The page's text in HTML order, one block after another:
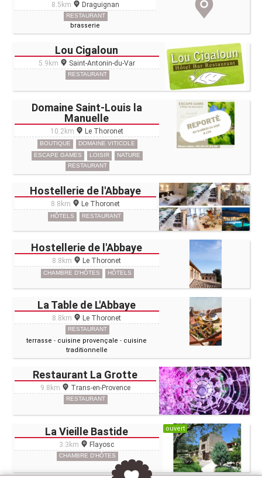
8.5km Draguignan
RESTAURANT
brasserie
Lou Cigaloun
5.9km Saint-Antonin-du-Var
RESTAURANT
Domaine Saint-Louis la
Manuelle
10.2km Le Thoronet
BOUTIQUE
DOMAINE VITICOLE
ESCAPE GAMES
LOISIR
NATURE
RESTAURANT
Hostellerie de l'Abbaye
8.8km Le Thoronet
HÔTELS RESTAURANT
Hostellerie de l'Abbaye
8.8km Le Thoronet
CHAMBRE D'HÔTES HÔTELS
La Table de L'Abbaye
8.8km Le Thoronet
RESTAURANT
terrasse - cuisine provençale - cuisine
traditionnelle
Restaurant La Grotte
9.8km Trans-en-Provence
RESTAURANT
La Vieille Bastide
3.3km Flayosc
CHAMBRE D'HÔTES
ouvert